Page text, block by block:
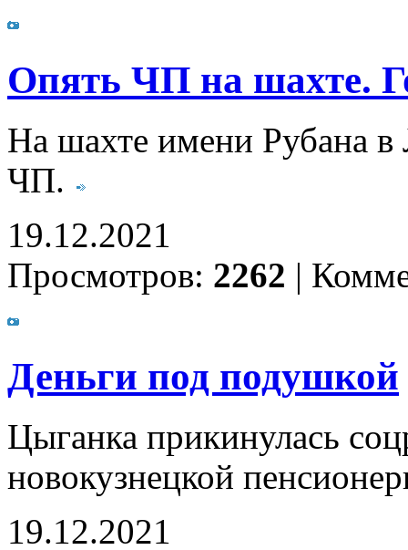
Опять ЧП на шахте.
На шахте имени Рубана в
ЧП.
19.12.2021
Просмотров: 2262 |
Деньги под подушкой
Цыганка прикинулась
новокузнецкой
19.12.2021